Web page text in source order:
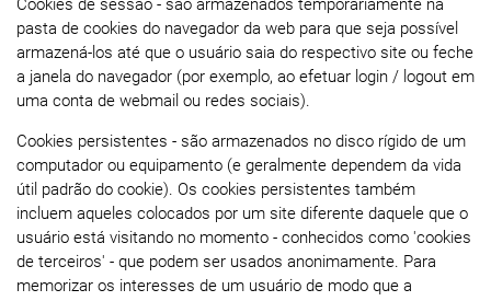
Cookies de sessão - são armazenados temporariamente na
pasta de cookies do navegador da web para que seja possível
armazená-los até que o usuário saia do respectivo site ou feche
a janela do navegador (por exemplo, ao efetuar login / logout em
uma conta de webmail ou redes sociais).
Cookies persistentes - são armazenados no disco rígido de um
computador ou equipamento (e geralmente dependem da vida
útil padrão do cookie). Os cookies persistentes também
incluem aqueles colocados por um site diferente daquele que o
usuário está visitando no momento - conhecidos como 'cookies
de terceiros' - que podem ser usados ​​anonimamente. Para
memorizar os interesses de um usuário de modo que a